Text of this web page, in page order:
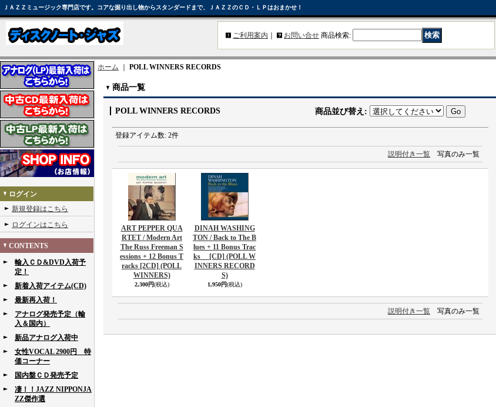
ＪＡＺＺミュージック専門店です。コアな掘り出し物からスタンダードまで、ＪＡＺＺのＣＤ・ＬＰはおまかせ！
ご利用案内 お問い合せ 商品検索:
ログイン
新規登録はこちら
ログインはこちら
CONTENTS
輸入ＣＤ&DVD入荷予
定！
新着入荷アイテム(CD)
最新再入荷！
アナログ発売予定（輸
入＆国内）
新品アナログ入荷中
女性VOCAL 2900円 特
価コーナー
国内盤ＣＤ発売予定
凄！！JAZZ NIPPONJA
ZZ傑作選
ホーム POLL WINNERS RECORDS
商品一覧
POLL WINNERS RECORDS 商品並び替え :
登録アイテム数: 2件
説明付き一覧 写真のみ一覧
ART PEPPER QUA
RTET / Modern Art
The Russ Freeman S
essions + 12 Bonus T
racks [2CD] (POLL
WINNERS)
2,300円(税込)
DINAH WASHING
TON / Back to The B
lues + 11 Bonus Trac
ks [CD] (POLL W
INNERS RECORD
S)
1,950円(税込)
説明付き一覧 写真のみ一覧